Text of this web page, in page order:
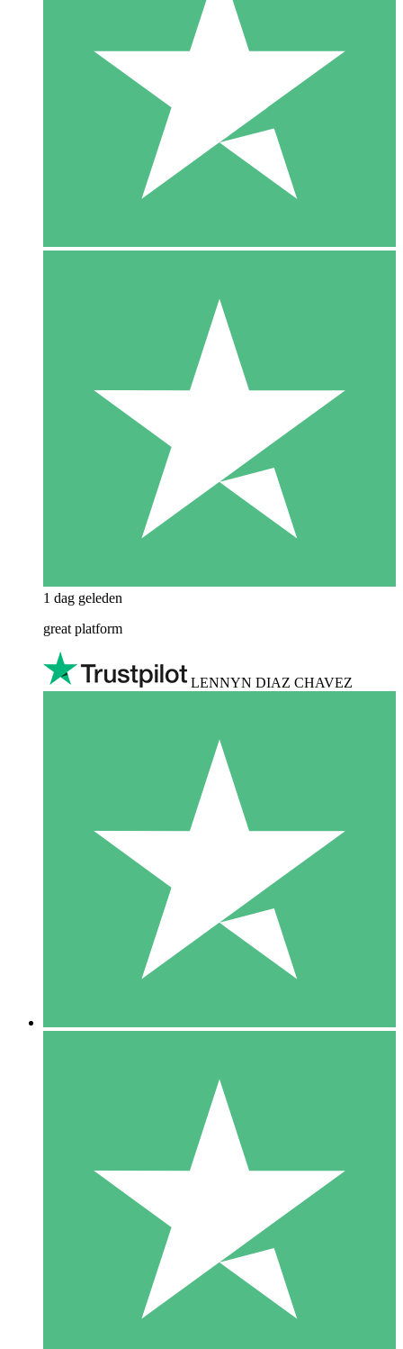
1 dag geleden
great platform
LENNYN DIAZ CHAVEZ